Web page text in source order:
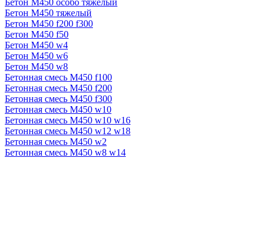
Бетон М450 особо тяжелый
Бетон М450 тяжелый
Бетон М450 f200 f300
Бетон М450 f50
Бетон М450 w4
Бетон М450 w6
Бетон М450 w8
Бетонная смесь М450 f100
Бетонная смесь М450 f200
Бетонная смесь М450 f300
Бетонная смесь М450 w10
Бетонная смесь М450 w10 w16
Бетонная смесь М450 w12 w18
Бетонная смесь М450 w2
Бетонная смесь М450 w8 w14